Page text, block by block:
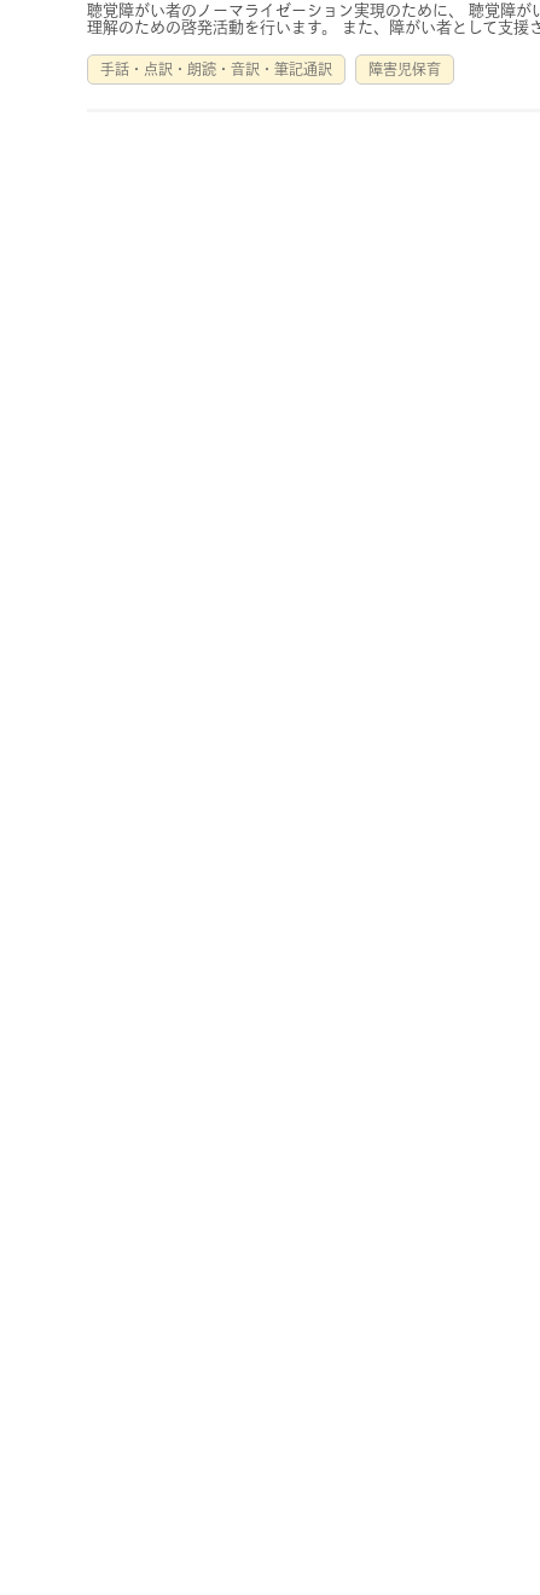
聴覚障がい者のノーマライゼーション実現のために、 聴覚障
理解のための啓発活動を行います。 また、障がい者として支援
手話・点訳・朗読・音訳・筆記通訳 障害児保育